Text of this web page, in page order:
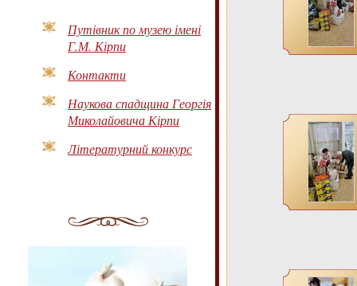
Путівник по музею імені
Г.М. Кірпи
Контакти
Наукова спадщина Георгія
Миколайовича Кірпи
Літературний конкурс